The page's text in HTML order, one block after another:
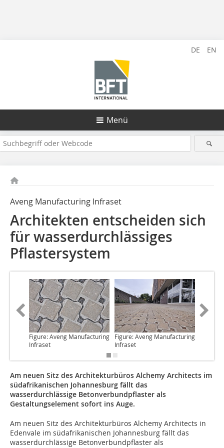
DE EN
Menü
Aveng Manufacturing Infraset
Architekten entscheiden sich
für wasserdurchlässiges
Pflastersystem
Figure: Aveng Manufacturing
Infraset
Figure: Aveng Manufacturing
Infraset
Am neuen Sitz des Architekturbüros Alchemy Architects im
südafrikanischen Johannesburg fällt das
wasserdurchlässige Betonverbundpflaster als
Gestaltungselement sofort ins Auge.
Am neuen Sitz des Architekturbüros Alchemy Architects in
Edenvale im südafrikanischen Johannesburg fällt das
wasserdurchlässige Betonverbundpflaster als